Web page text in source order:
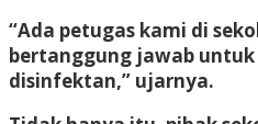
“Ada petugas kami di
bertanggung jawab
disinfektan,” ujarnya.